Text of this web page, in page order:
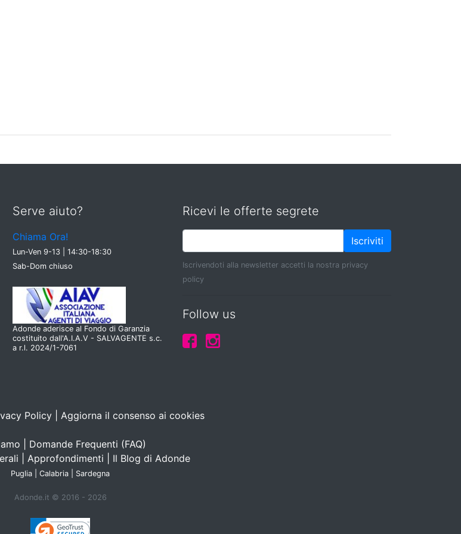
Serve aiuto?
Chiama Ora!
Lun-Ven 9-13 | 14:30-18:30
Sab-Dom chiuso
Adonde aderisce al Fondo di Garanzia
costituito dall'A.I.A.V - SALVAGENTE s.c.
a r.l. 2024/1-7061
Ricevi le offerte segrete
Iscriviti
Iscrivendoti alla newsletter accetti la nostra privacy
policy
Follow us
Policy| Aggiorna il consenso ai cookies
Domande Frequenti (FAQ)
Approfondimenti Il Blog di Adonde
Puglia Calabria Sardegna
Adonde.it © 2016 - 2026